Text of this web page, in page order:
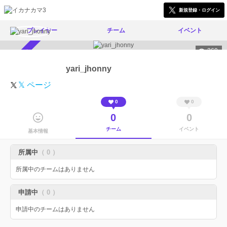
新規登録・ログイン
プレイヤー チーム イベント
369
yari_jhonny
𝕏 ページ
基本情報
0
0
チーム
0
0
イベント
所属中 （ 0 ）
所属中のチームはありません
申請中 （ 0 ）
申請中のチームはありません